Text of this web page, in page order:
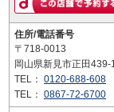
住所/電話番号
〒718-0013
岡山県新見市正田439-
TEL： 0120-688-608
TEL： 0867-72-6700